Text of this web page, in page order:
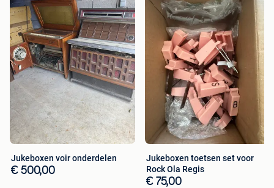
Jukeboxen voir onderdelen
€ 500,00
Jukeboxen toetsen set voor
Rock Ola Regis
€ 75,00